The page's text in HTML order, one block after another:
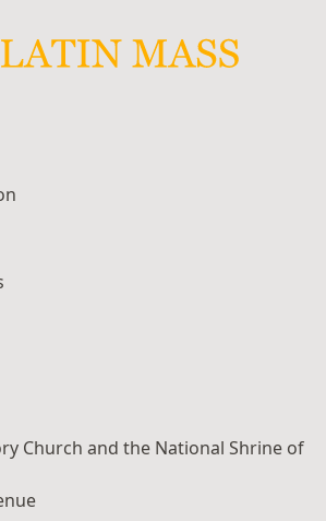
Church and the National Shrine of